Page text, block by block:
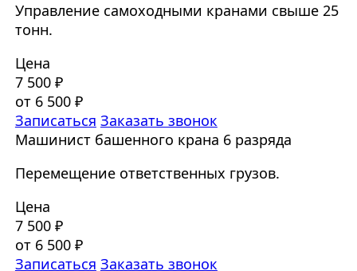
Управление самоходными кранами свыше 25
тонн.
Цена
7 500 ₽
от 6 500 ₽
Записаться Заказать звонок
Машинист башенного крана 6 разряда
Перемещение ответственных грузов.
Цена
7 500 ₽
от 6 500 ₽
Записаться Заказать звонок